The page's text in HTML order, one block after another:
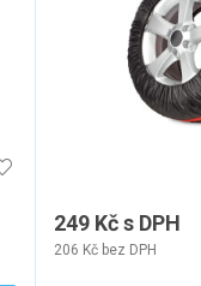
249 Kč s DPH
206 Kč bez DPH